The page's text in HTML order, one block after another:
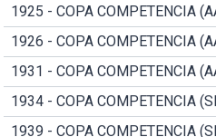
1925 - COPA COMPETENCIA
1926 - COPA COMPETENCIA
1931 - COPA COMPETENCIA
1934 - COPA COMPETENCIA
1939 - COPA COMPETENCIA